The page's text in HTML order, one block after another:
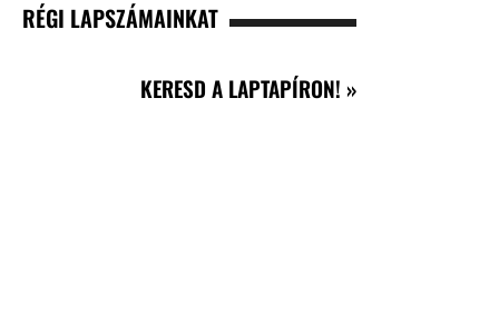
RÉGI LAPSZÁMAINKAT
KERESD A LAPTAPÍRON! »